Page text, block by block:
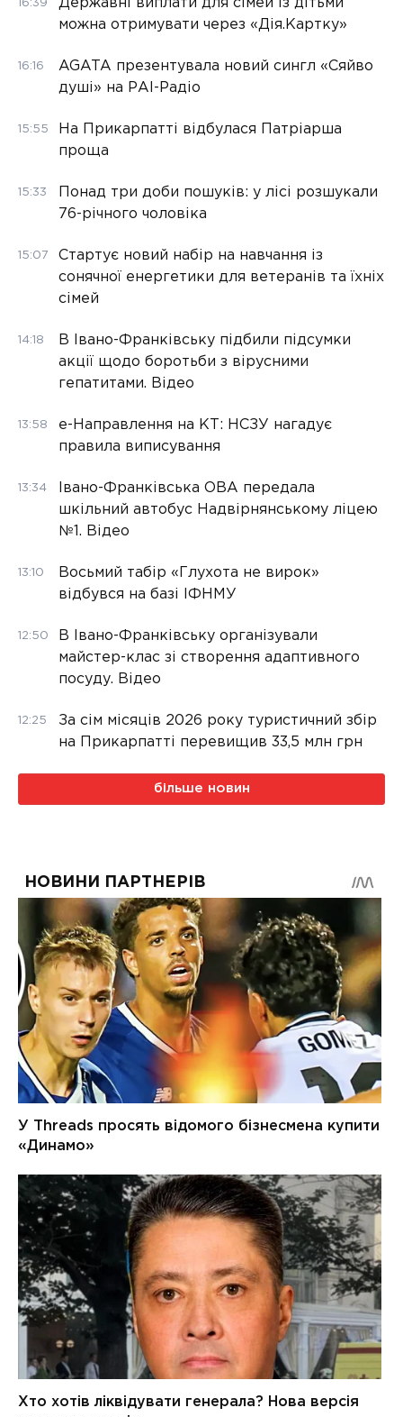
16:39
Державні виплати для сімей із дітьми
можна отримувати через «Дія.Картку»
16:16
AGATA презентувала новий сингл «Сяйво
душі» на РАІ-Радіо
15:55
На Прикарпатті відбулася Патріарша
проща
15:33
Понад три доби пошуків: у лісі розшукали
76-річного чоловіка
15:07
Стартує новий набір на навчання із
сонячної енергетики для ветеранів та їхніх
сімей
14:18
В Івано-Франківську підбили підсумки
акції щодо боротьби з вірусними
гепатитами. Відео
13:58
е-Направлення на КТ: НСЗУ нагадує
правила виписування
13:34
Івано-Франківська ОВА передала
шкільний автобус Надвірнянському ліцею
№1. Відео
13:10
Восьмий табір «Глухота не вирок»
відбувся на базі ІФНМУ
12:50
В Івано-Франківську організували
майстер-клас зі створення адаптивного
посуду. Відео
12:25
За сім місяців 2026 року туристичний збір
на Прикарпатті перевищив 33,5 млн грн
більше новин